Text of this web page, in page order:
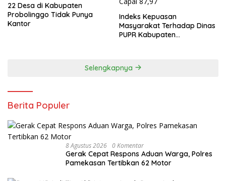
22 Desa di Kabupaten
Probolinggo Tidak Punya
Kantor
Indeks Kepuasan
Masyarakat Terhadap Dinas
PUPR Kabupaten
Selengkapnya
Berita Populer
8 Agustus 2026 0 Komentar
Gerak Cepat Respons Aduan Warga, Polres
Pamekasan Tertibkan 62 Motor